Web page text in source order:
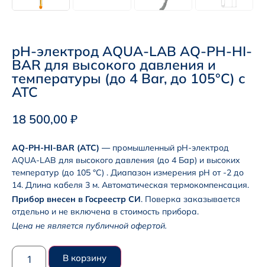
pH-электрод AQUA-LAB AQ-PH-HI-
BAR для высокого давления и
температуры (до 4 Bar, до 105°C) с
ATC
18 500,00 ₽
AQ-PH-HI-BAR (ATC) — промышленный pH-электрод
AQUA-LAB для высокого давления (до 4 Бар) и высоких
температур (до 105 °С) . Диапазон измерения pH от -2 до
14. Длина кабеля 3 м. Автоматическая термокомпенсация.
Прибор внесен в Госреестр СИ. Поверка заказывается
отдельно и не включена в стоимость прибора.
Цена не является публичной офертой.
В корзину